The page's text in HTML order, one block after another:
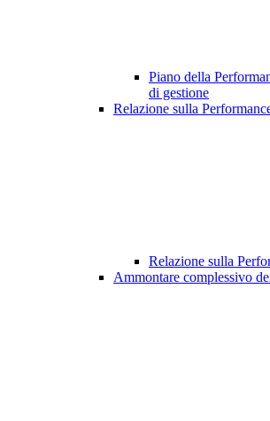
Piano della
di gestione
Relazione sulla
Relazione sulla
Ammontare complessivo